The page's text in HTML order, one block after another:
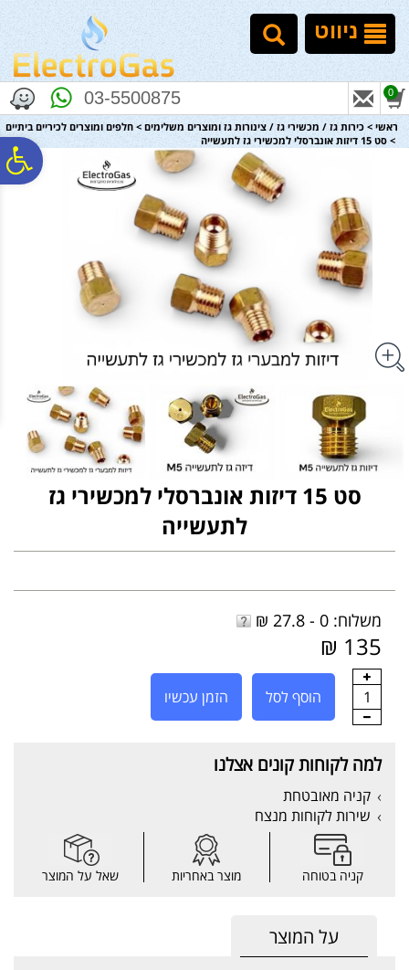
נגישות
אתר
המרכזי
ניווט
03-5500875 0
ראשי > כירות גז / מכשירי גז / צינורות גז ומוצרים משלימים > חלפים ומוצרים לכיריים ביתיים
> סט 15 דיזות אונברסלי למכשירי גז לתעשייה
סט 15 דיזות אונברסלי למכשירי גז
לתעשייה
משלוח: 0 - 27.8 ₪
135 ₪
1 הוסף לסל הזמן עכשיו
למה לקוחות קונים אצלנו
קניה מאובטחת
שירות לקוחות מנצח
קניה בטוחה מוצר באחריות שאל על המוצר
על המוצר